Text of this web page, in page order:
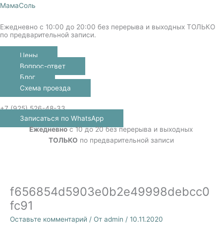
Перейти
содержимому
МамаСоль
Ежедневно с 10:00 до 20:00 без перерыва и выходных ТОЛЬКО
по предварительной записи.
Цены
Вопрос-ответ
Блог
Схема проезда
Меню
+7 (925) 526-48-33
Записаться по WhatsApp
Ежедневнос 10 до 20 без перерыва и выходных
ТОЛЬКО по предварительной записи
f656854d5903e0b2e49998debcc0
fc91
Оставьте комментарий / От admin / 10.11.2020